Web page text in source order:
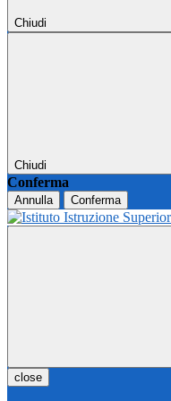
Chiudi
Chiudi
Conferma
Annulla Conferma
close